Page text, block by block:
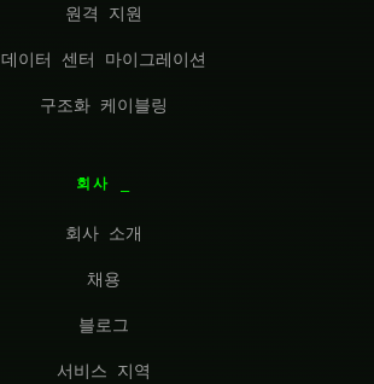
원격 지원
데이터 센터 마이그레이션
구조화 케이블링
회사
회사 소개
채용
블로그
서비스 지역